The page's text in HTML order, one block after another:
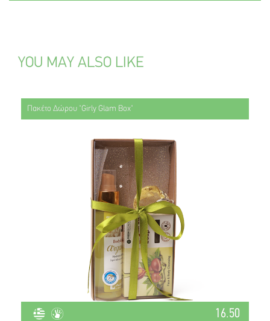
YOU MAY ALSO LIKE
Πακέτο Δώρου "Girly Glam Box"
16.50